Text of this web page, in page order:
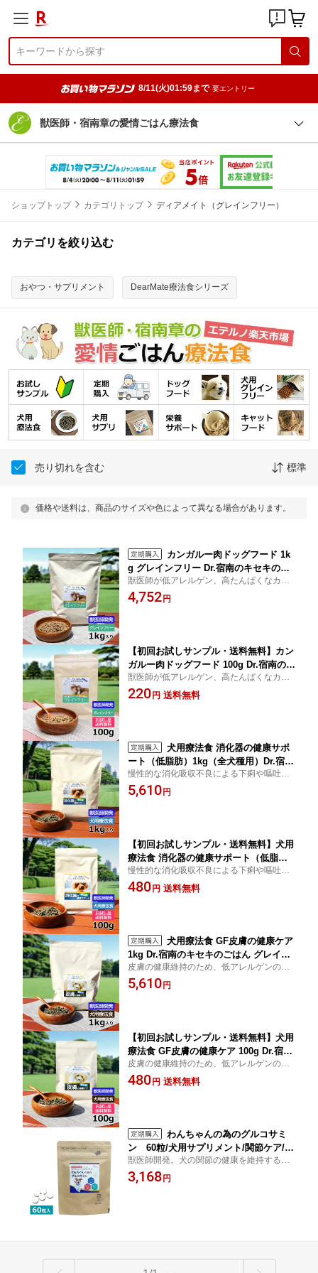
8/11(火)01:59まで 要エントリー
獣医師・宿南章の愛情ごはん療法食
ショップトップ カテゴリトップ ディアメイト（グレインフリー）
カテゴリを絞り込む
おやつ・サプリメント DearMate療法食シリーズ
売り切れを含む 標準
価格や送料は、商品のサイズや色によって異なる場合があります。
カンガルー肉ドッグフード 1k
g グレインフリー Dr.宿南のキセキのご
はん 全犬種用 国産 ルーミート 犬 獣医
師開発
獣医師が低アレルゲン、高たんぱくなカン
ガルー肉で作ったグレインフリーのプレミ
アムドッグフード
4,752 円
【初回お試しサンプル・送料無料】カン
ガルー肉ドッグフード 100g Dr.宿南のキ
セキのごはん グレインフリー 全犬種用
国産 ルーミート 犬 獣医師開発）※1世
獣医師が低アレルゲン、高たんぱくなカン
ガルー肉で作ったグレインフリーのプレミ
アムドッグフード
220 円 送料無料
犬用療法食 消化器の健康サポ
ート（低脂肪）1kg（全犬種用）Dr.宿南
のキセキのごはん グレインフリー
（旧・ディアメイト） 国産/ルーミート/
慢性的な消化吸収不良による下痢や嘔吐で
困っているワンちゃんの為に、低脂質、高
タンパク、低アレルゲンのカンガルー肉を
5,610 円
【初回お試しサンプル・送料無料】犬用
療法食 消化器の健康サポート（低脂
肪） 100g グレインフリー Dr.宿南のキ
セキのごはん（旧・ディアメイト）全犬
慢性的な消化吸収不良による下痢や嘔吐で
困っているワンちゃんの為に、低脂質、高
タンパク、低アレルゲンのカンガルー肉を
480 円 送料無料
犬用療法食 GF皮膚の健康ケア
1kg Dr.宿南のキセキのごはん グレイン
フリー 全犬種用 国産 ルーミート 犬 獣
医師開発
皮膚の健康維持のため、低アレルゲンのカ
ンガルー肉使用し、さらにグレインフリー
で仕上げた犬用療法食です。
5,610 円
【初回お試しサンプル・送料無料】犬用
療法食 GF皮膚の健康ケア 100g Dr.宿南
のキセキのごはん グレインフリー 全犬
種用 国産 ルーミート 犬 獣医師開発 ※1
皮膚の健康維持のため、低アレルゲンのカ
ンガルー肉使用しさらにグレインフリーで
仕上げた犬用療法食です。
480 円 送料無料
わんちゃんの為のグルコサミ
ン 60粒/犬用サプリメント/関節ケア/獣
医師開発
獣医師開発。犬の関節の健康を維持するた
めのグルコサミンサプリメント。
3,168 円